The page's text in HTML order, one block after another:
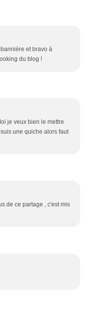
et bravo à
du blog !
je veux bien le mettre
une quiche alors faut
de ce partage , c'est mis